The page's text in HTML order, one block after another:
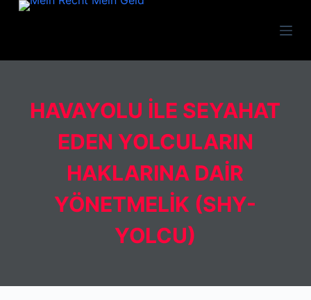
e
HAVAYOLU İLE SEYAHAT
EDEN YOLCULARIN
HAKLARINA DAİR
YÖNETMELİK (SHY-
YOLCU)